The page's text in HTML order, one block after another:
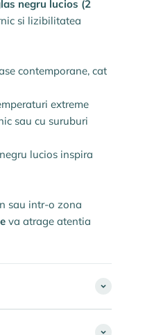
negru lucios (2
si lizibilitatea
contemporane, cat
extreme
sau cu suruburi
lucios inspira
sau intr-o zona
va atrage atentia